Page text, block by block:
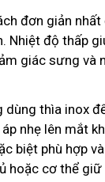
đơn giản
Nhiệt độ thấp
giác sưng và
thìa inox
nhẹ lên mắt
biệt phù hợp
hoặc cơ thể